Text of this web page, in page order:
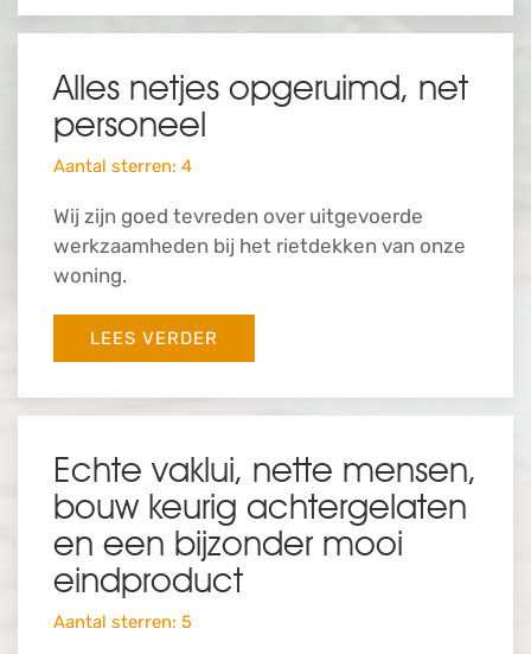
Alles netjes opgeruimd, net
personeel
Aantal sterren: 4
Wij zijn goed tevreden over uitgevoerde
werkzaamheden bij het rietdekken van onze
woning.
LEES VERDER
Echte vaklui, nette mensen,
bouw keurig achtergelaten
en een bijzonder mooi
eindproduct
Aantal sterren: 5